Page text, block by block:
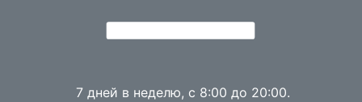
7 дней в неделю, с 8:00 до 20:00.